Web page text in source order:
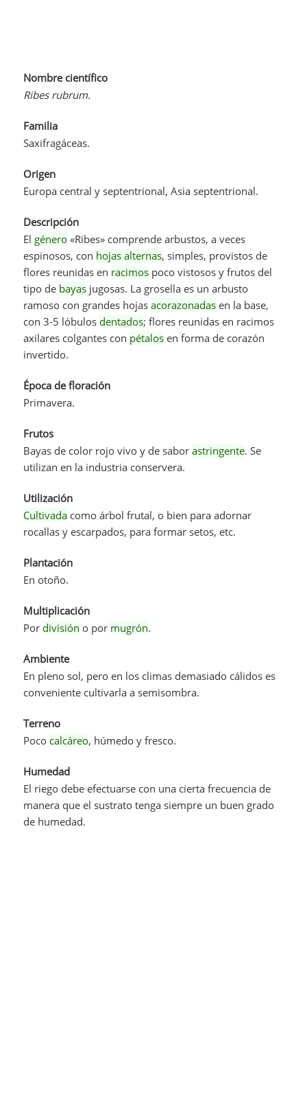
Nombre científico
Ribes rubrum.
Familia
Saxifragáceas.
Origen
Europa central y septentrional, Asia septentrional.
Descripción
El género «Ribes» comprende arbustos, a veces
espinosos, con hojas alternas, simples, provistos de
flores reunidas en racimos poco vistosos y frutos del
tipo de bayas jugosas. La grosella es un arbusto
ramoso con grandes hojasacorazonadas en la base,
con 3-5 lóbulos dentados; flores reunidas en racimos
axilares colgantes con pétalos en forma de corazón
invertido.
Época de floración
Primavera.
Frutos
Bayas de color rojo vivo y de saborastringente. Se
utilizan en la industria conservera.
Utilización
Cultivada como árbol frutal, o bien para adornar
rocallas y escarpados, para formar setos, etc.
Plantación
En otoño.
Multiplicación
Por división o por mugrón.
Ambiente
En pleno sol, pero en los climas demasiado cálidos es
conveniente cultivarla a semisombra.
Terreno
Poco calcáreo, húmedo y fresco.
Humedad
El riego debe efectuarse con una cierta frecuencia de
manera que el sustrato tenga siempre un buen grado
de humedad.